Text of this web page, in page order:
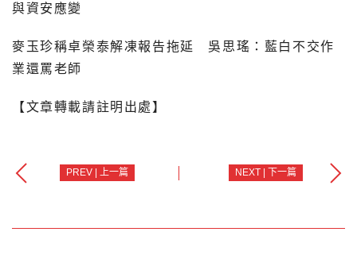
與資安應變
麥玉珍稱卓榮泰解凍報告拖延 吳思瑤：藍白不交作
業還罵老師
【文章轉載請註明出處】
PREV | 上一篇 NEXT | 下一篇